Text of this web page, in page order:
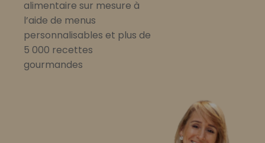
alimentaire sur mesure à
l’aide de menus
personnalisables et plus de
5 000 recettes
gourmandes